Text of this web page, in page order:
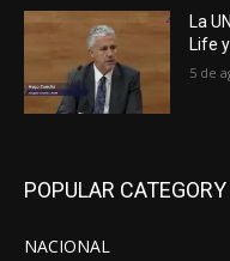
La
Life
5 de
POPULAR CATEGORY
NACIONAL